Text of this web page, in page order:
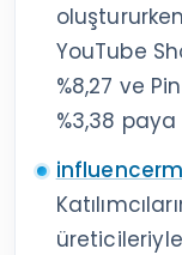
YouTube
%8,27 ve
%3,38